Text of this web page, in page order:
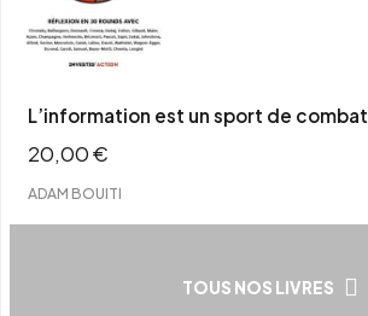
L’information est un sport de combat
20,00€
ADAM BOUITI
TOUS NOS LIVRES